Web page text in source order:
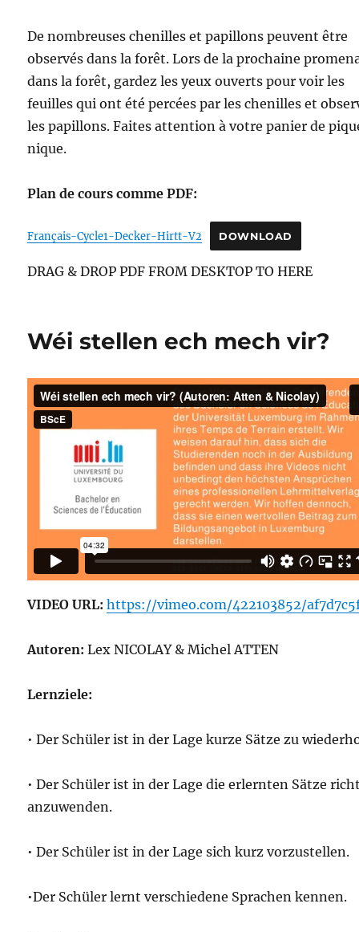
De nombreuses chenilles et papillons peuvent être
observés dans la forêt. Lors de la prochaine
dans la forêt, gardez les yeux ouverts pour voir les
feuilles qui ont été percées par les chenilles et
les papillons. Faites attention à votre panier de
nique.
Plan de cours comme PDF:
Français-Cycle1-Decker-Hirtt-V2 DOWNLOAD
DRAG & DROP PDF FROM DESKTOP TO HERE
Wéi stellen ech mech vir?
VIDEO URL:https://vimeo.com/422103852/
Autoren: Lex NICOLAY & Michel ATTEN
Lernziele:
• Der Schüler ist in der Lage kurze Sätze zu
• Der Schüler ist in der Lage die erlernten Sätze
anzuwenden.
• Der Schüler ist in der Lage sich kurz vorzustellen.
•Der Schüler lernt verschiedene Sprachen kennen.